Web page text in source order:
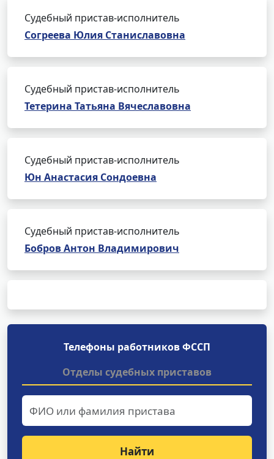
Судебный пристав-исполнитель
Согреева Юлия Станиславовна
Судебный пристав-исполнитель
Тетерина Татьяна Вячеславовна
Судебный пристав-исполнитель
Юн Анастасия Сондоевна
Судебный пристав-исполнитель
Бобров Антон Владимирович
Телефоны работников ФССП
Отделы судебных приставов
Найти